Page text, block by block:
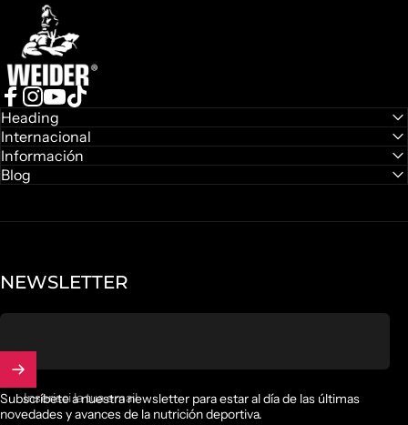
Weider
Facebook
Instagram
YouTube
Heading
Internacional
Información
Blog
NEWSLETTER
Inserisci la tua email
Subscríbete a nuestra newsletter para estar al día de las últimas
novedades y avances de la nutrición deportiva.